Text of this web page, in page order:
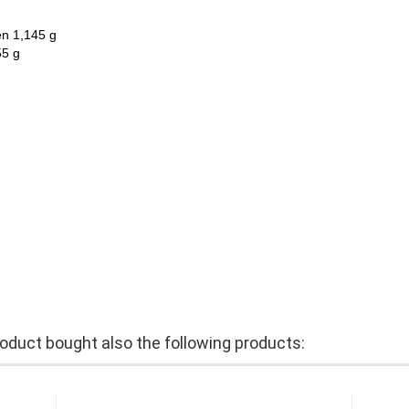
1,145 g
g
bought also the following products: